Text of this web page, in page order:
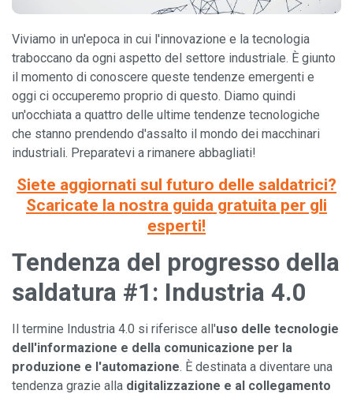
Viviamo in un'epoca in cui l'innovazione e la tecnologia
traboccano da ogni aspetto del settore industriale. È giunto
il momento di conoscere queste tendenze emergenti e
oggi ci occuperemo proprio di questo. Diamo quindi
un'occhiata a quattro delle ultime tendenze tecnologiche
che stanno prendendo d'assalto il mondo dei macchinari
industriali. Preparatevi a rimanere abbagliati!
Siete aggiornati sul futuro delle saldatrici?
Scaricate la nostra guida gratuita per gli
esperti!
Tendenza del progresso della
saldatura #1: Industria 4.0
Il termine Industria 4.0 si riferisce all'uso delle tecnologie
dell'informazione e della comunicazione per la
produzione e l'automazione. È destinata a diventare una
tendenza grazie alla digitalizzazione e al collegamento